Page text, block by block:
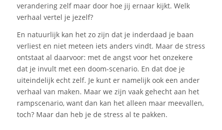
verandering zelf maar door hoe jij ernaar kijkt. Welk
verhaal vertel je jezelf?
En natuurlijk kan het zo zijn dat je inderdaad je baan
verliest en niet meteen iets anders vindt. Maar de stress
ontstaat al daarvoor: met de angst voor het onzekere
dat je invult met een doom-scenario. En dat doe je
uiteindelijk echt zelf. Je kunt er namelijk ook een ander
verhaal van maken. Maar we zijn vaak gehecht aan het
rampscenario, want dan kan het alleen maar meevallen,
toch? Maar dan heb je de stress al te pakken.